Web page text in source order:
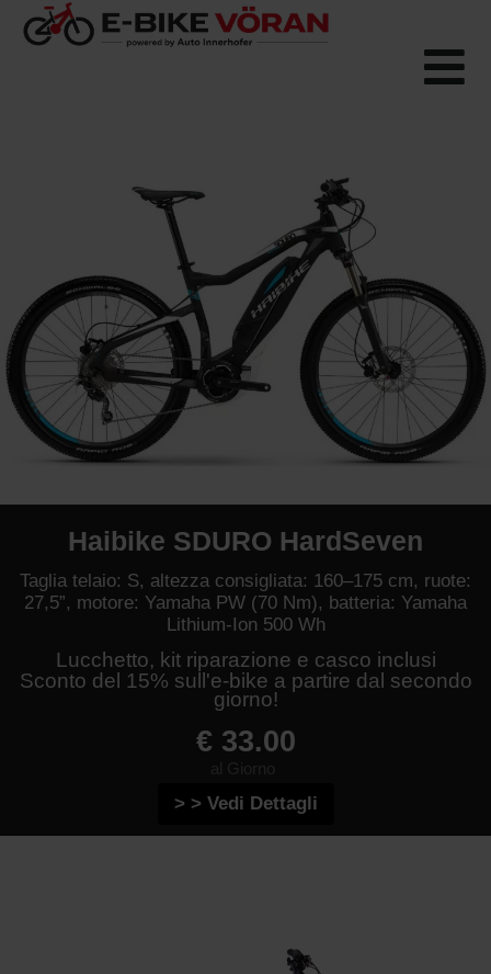
Haibike SDURO HardSeven
Taglia telaio: S, altezza consigliata: 160–175 cm, ruote:
27,5”, motore: Yamaha PW (70 Nm), batteria: Yamaha
Lithium-Ion 500 Wh
Lucchetto, kit riparazione e casco inclusi
Sconto del 15% sull'e-bike a partire dal secondo
giorno!
€ 33.00
> > Vedi Dettagli